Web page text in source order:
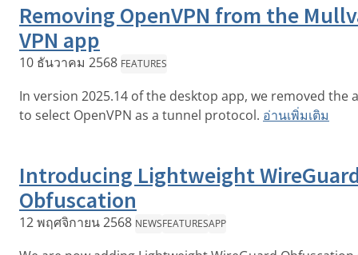
Removing OpenVPN from the
VPN app
10 ธันวาคม 2568 FEATURES
In version 2025.14 of the desktop app, we removed the
to select OpenVPN as a tunnel protocol. อ่านเพิ่มเติม
Introducing Lightweight
Obfuscation
12 พฤศจิกายน 2568 NEWSFEATURESAPP